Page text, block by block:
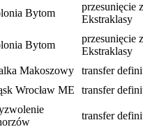
Bytom
przesunięcie z
Ekstraklasy
Bytom
przesunięcie z
Ekstraklasy
Makoszowy
transfer
Wrocław ME
transfer
transfer